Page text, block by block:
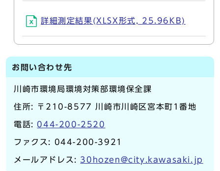
詳細測定結果(XLSX形式, 25.96KB)
お問い合わせ先
川崎市環境局環境対策部環境保全課
住所: 〒210-8577 川崎市川崎区宮本町1番地
電話: 044-200-2520
ファクス: 044-200-3921
メールアドレス: 30hozen@city.kawasaki.jp